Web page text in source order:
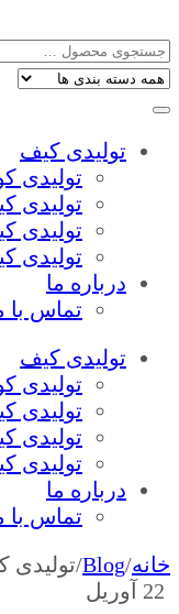
تولیدی کیف
تولیدی
تولیدی
تولیدی
تولیدی
درباره ما
تماس با
تولیدی کیف
تولیدی
تولیدی
تولیدی
تولیدی
درباره ما
تماس با
خانه/
Blog
/تولیدی
22
آوریل